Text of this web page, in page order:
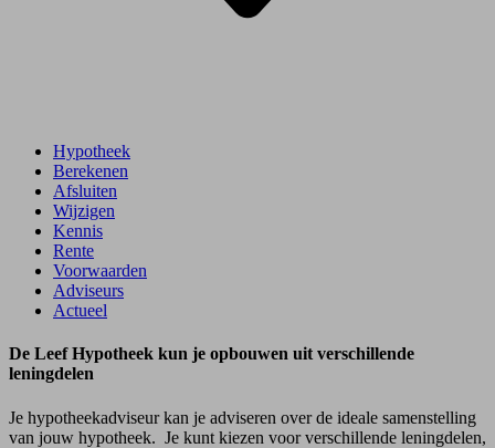
Hypotheek
Berekenen
Afsluiten
Wijzigen
Kennis
Rente
Voorwaarden
Adviseurs
Actueel
De Leef Hypotheek kun je opbouwen uit verschillende
leningdelen
Je hypotheekadviseur kan je adviseren over de ideale samenstelling
van jouw hypotheek. Je kunt kiezen voor verschillende leningdelen,